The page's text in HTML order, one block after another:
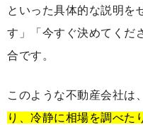
といった具体的な説明を
す」「今すぐ決めてくだ
合です。
このような不動産会社は、
り、冷静に相場を調べた